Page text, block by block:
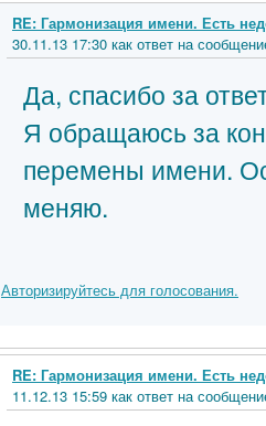
RE: Гармонизация имени. Есть
30.11.13 17:30 как ответ на
Да, спасибо за
Я обращаюсь за
перемены имени.
меняю.
Авторизируйтесь для голосования.
RE: Гармонизация имени. Есть
11.12.13 15:59 как ответ на